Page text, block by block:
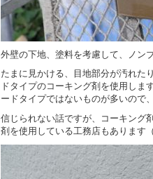
外壁の下地、塗料を考慮して、ノン
たまに見かける、目地部分が汚れた
ドタイプのコーキング剤を使用しま
ードタイプではないものが多いので
信じられない話ですが、コーキング
剤を使用している工務店もあります